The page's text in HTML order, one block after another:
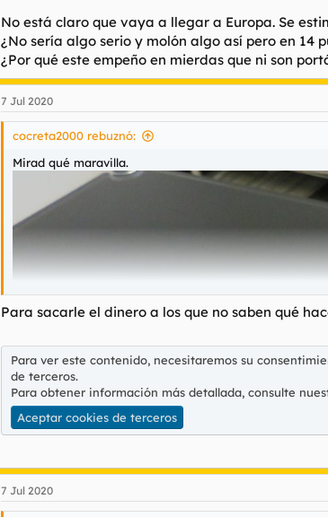
No está claro que vaya a llegar a Europa. Se
¿No sería algo serio y molón algo así pero en 14
¿Por qué este empeño en mierdas que ni son
7 Jul 2020
cocreta2000 rebuznó:
Mirad qué maravilla.
Para sacarle el dinero a los que no saben qué
Para ver este contenido, necesitaremos su
de terceros.
Para obtener información más detallada, consulte
Aceptar cookies de terceros
7 Jul 2020